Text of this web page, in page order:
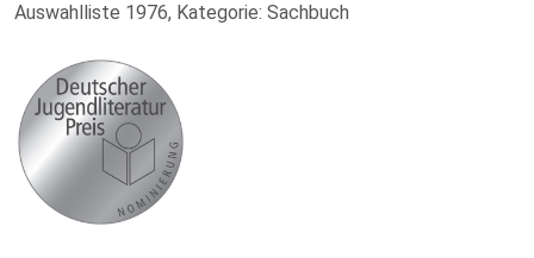
Auswahlliste 1976, Kategorie: Sachbuch